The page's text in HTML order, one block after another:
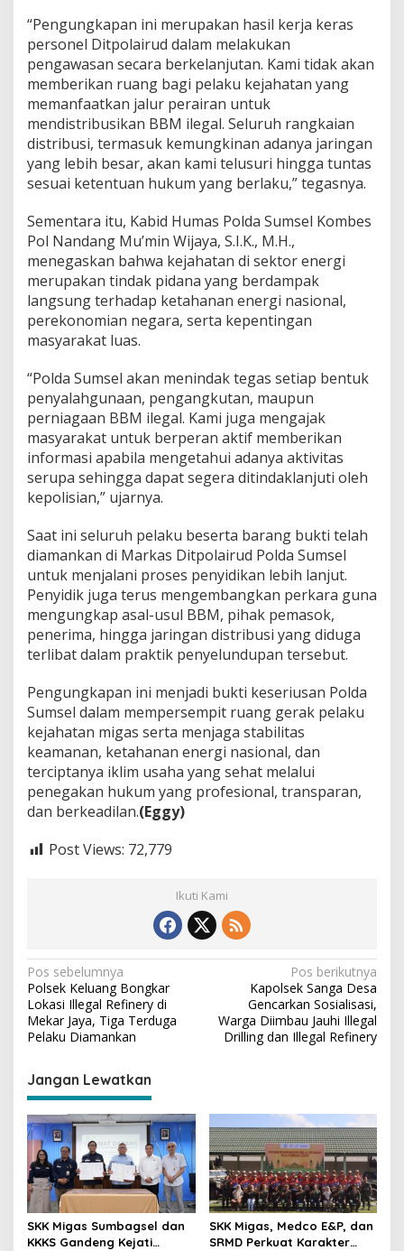
“Pengungkapan ini merupakan hasil kerja keras
personel Ditpolairud dalam melakukan
pengawasan secara berkelanjutan. Kami tidak akan
memberikan ruang bagi pelaku kejahatan yang
memanfaatkan jalur perairan untuk
mendistribusikan BBM ilegal. Seluruh rangkaian
distribusi, termasuk kemungkinan adanya jaringan
yang lebih besar, akan kami telusuri hingga tuntas
sesuai ketentuan hukum yang berlaku,” tegasnya.
Sementara itu, Kabid Humas Polda Sumsel Kombes
Pol Nandang Mu’min Wijaya, S.I.K., M.H.,
menegaskan bahwa kejahatan di sektor energi
merupakan tindak pidana yang berdampak
langsung terhadap ketahanan energi nasional,
perekonomian negara, serta kepentingan
masyarakat luas.
“Polda Sumsel akan menindak tegas setiap bentuk
penyalahgunaan, pengangkutan, maupun
perniagaan BBM ilegal. Kami juga mengajak
masyarakat untuk berperan aktif memberikan
informasi apabila mengetahui adanya aktivitas
serupa sehingga dapat segera ditindaklanjuti oleh
kepolisian,” ujarnya.
Saat ini seluruh pelaku beserta barang bukti telah
diamankan di Markas Ditpolairud Polda Sumsel
untuk menjalani proses penyidikan lebih lanjut.
Penyidik juga terus mengembangkan perkara guna
mengungkap asal-usul BBM, pihak pemasok,
penerima, hingga jaringan distribusi yang diduga
terlibat dalam praktik penyelundupan tersebut.
Pengungkapan ini menjadi bukti keseriusan Polda
Sumsel dalam mempersempit ruang gerak pelaku
kejahatan migas serta menjaga stabilitas
keamanan, ketahanan energi nasional, dan
terciptanya iklim usaha yang sehat melalui
penegakan hukum yang profesional, transparan,
dan berkeadilan.(Eggy)
Post Views: 72,779
Ikuti Kami
N
a
v
i
g
a
s
i
p
o
s
Pos sebelumnya
Polsek Keluang Bongkar
Lokasi Illegal Refinery di
Mekar Jaya, Tiga Terduga
Pelaku Diamankan
Pos berikutnya
Kapolsek Sanga Desa
Gencarkan Sosialisasi,
Warga Diimbau Jauhi Illegal
Drilling dan Illegal Refinery
Jangan Lewatkan
SKK Migas Sumbagsel dan
KKKS Gandeng Kejati
SKK Migas, Medco E&P, dan
SRMD Perkuat Karakter